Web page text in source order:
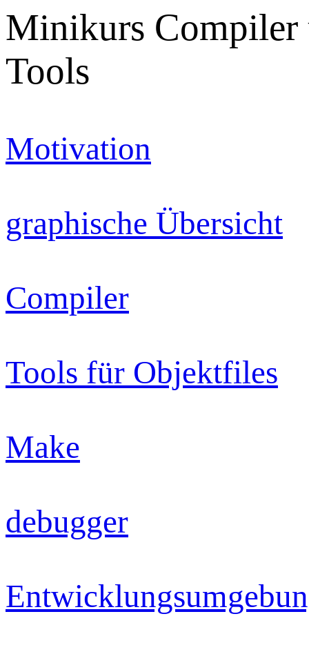
Minikurs Compiler
Tools
Motivation
graphische Übersicht
Compiler
Tools für Objektfiles
Make
debugger